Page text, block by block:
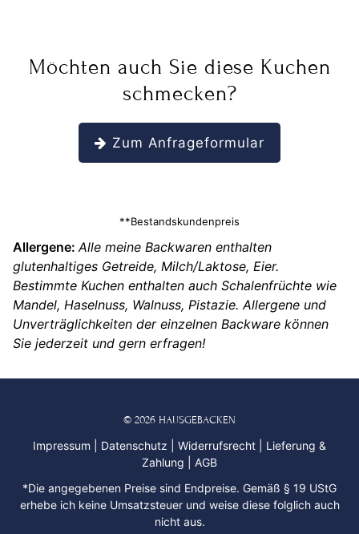
Möchten auch Sie diese Kuchen
schmecken?
Zum Anfrageformular
**Bestandskundenpreis
Allergene: Alle meine Backwaren enthalten
glutenhaltiges Getreide, Milch/Laktose, Eier.
Bestimmte Kuchen enthalten auch Schalenfrüchte wie
Mandel, Haselnuss, Walnuss, Pistazie. Allergene und
Unverträglichkeiten der einzelnen Backware können
Sie jederzeit und gern erfragen!
© 2026 HAUSGEBACKEN
Impressum Datenschutz Widerrufsrecht
Lieferung &
Zahlung
AGB
*Die angegebenen Preise sind Endpreise. Gemäß § 19 UStG
erhebe ich keine Umsatzsteuer und weise diese folglich auch
nicht aus.